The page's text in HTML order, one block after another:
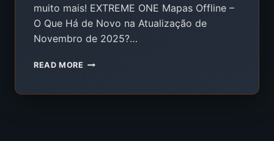
muito mais! EXTREME ONE Mapas Offline –
O Que Há de Novo na Atualização de
Novembro de 2025?…
READ MORE ATUALIZAÇÃO